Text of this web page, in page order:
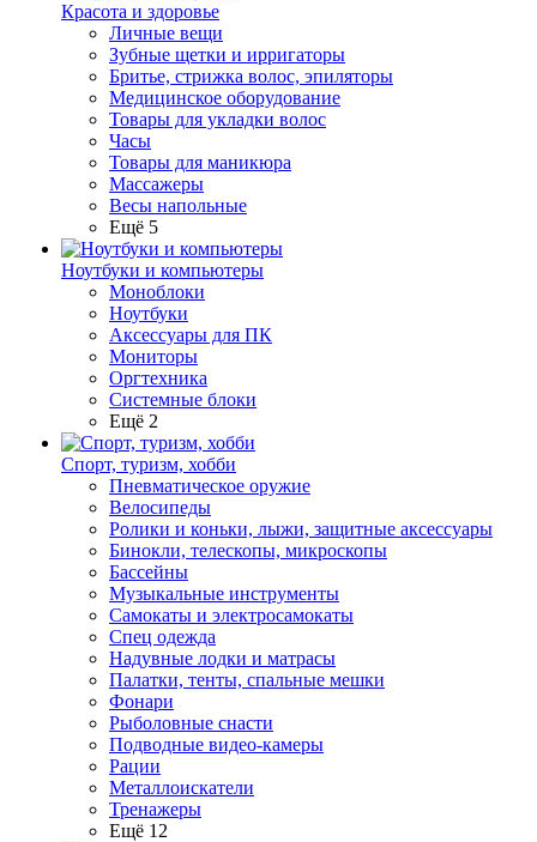
Красота и здоровье
Личные вещи
Зубные щетки и ирригаторы
Бритье, стрижка волос, эпиляторы
Медицинское оборудование
Товары для укладки волос
Часы
Товары для маникюра
Массажеры
Весы напольные
Ещё 5
Ноутбуки и компьютеры
Моноблоки
Ноутбуки
Аксессуары для ПК
Мониторы
Оргтехника
Системные блоки
Ещё 2
Спорт, туризм, хобби
Пневматическое оружие
Велосипеды
Ролики и коньки, лыжи, защитные аксессуары
Бинокли, телескопы, микроскопы
Бассейны
Музыкальные инструменты
Самокаты и электросамокаты
Спец одежда
Надувные лодки и матрасы
Палатки, тенты, спальные мешки
Фонари
Рыболовные снасти
Подводные видео-камеры
Рации
Металлоискатели
Тренажеры
Ещё 12